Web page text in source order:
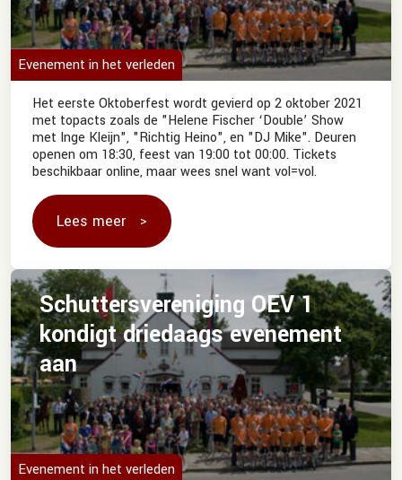
Evenement in het verleden
Het eerste Oktoberfest wordt gevierd op 2 oktober 2021
met topacts zoals de "Helene Fischer ‘Double’ Show
met Inge Kleijn", "Richtig Heino", en "DJ Mike". Deuren
openen om 18:30, feest van 19:00 tot 00:00. Tickets
beschikbaar online, maar wees snel want vol=vol.
Lees meer
Evenement in het verleden
Schuttersvereniging OEV 1
kondigt driedaags evenement
aan